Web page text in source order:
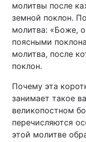
молитвы после
земной поклон.
молитва: «Боже,
поясными
молитва, после
поклон.
Почему эта
занимает такое
великопостном
перечисляются
этой молитве